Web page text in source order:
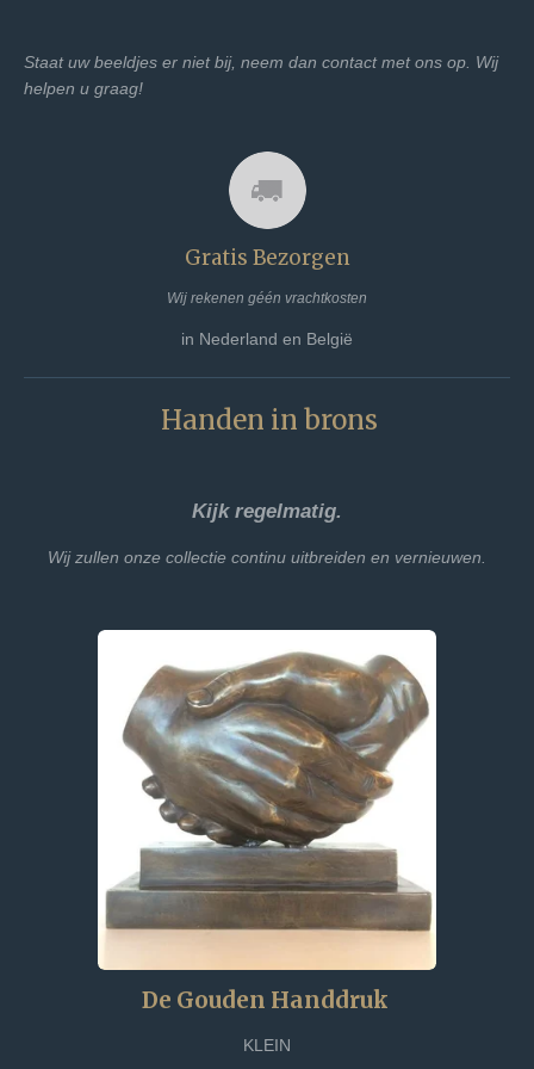
Staat uw beeldjes er niet bij, neem dan contact met ons op. Wij
helpen u graag!
Gratis Bezorgen
Wij rekenen géén vrachtkosten
in Nederland en België
Handen in brons
Kijk regelmatig.
Wij zullen onze collectie continu uitbreiden en vernieuwen.
De Gouden Handdruk
KLEIN